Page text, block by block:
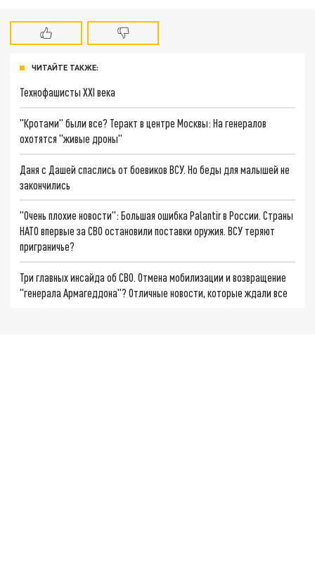
ЧИТАЙТЕ ТАКЖЕ:
Технофашисты XXI века
"Кротами" были все? Теракт в центре Москвы: На генералов
охотятся "живые дроны"
Даня с Дашей спаслись от боевиков ВСУ. Но беды для малышей не
закончились
"Очень плохие новости": Большая ошибка Palantir в России. Страны
НАТО впервые за СВО остановили поставки оружия. ВСУ теряют
приграничье?
Три главных инсайда об СВО. Отмена мобилизации и возвращение
"генерала Армагеддона"? Отличные новости, которые ждали все